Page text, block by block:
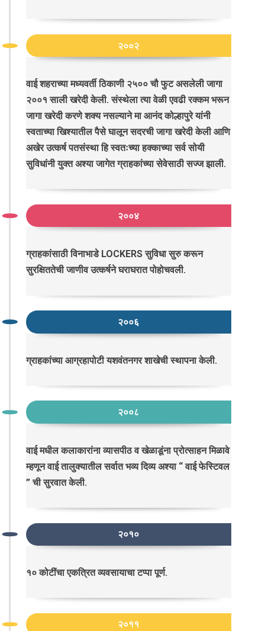
२००२
वाई शहराच्या मध्यवर्ती ठिकाणी २५०० चौ फुट असलेली जागा
२००१ साली खरेदी केली. संस्थेला त्या वेळी एवढी रक्कम भरून
जागा खरेदी करणे शक्य नसल्याने मा आनंद कोल्हापुरे यांनी
स्वताच्या खिश्यातील पैसे घालून सदरची जागा खरेदी केली आणि
अखेर उत्कर्ष पतसंस्था हि स्वतःच्या हक्काच्या सर्व सोयी
सुविधांनी युक्त अश्या जागेत ग्राहकांच्या सेवेसाठी सज्ज झाली.
२००४
ग्राहकांसाठी विनाभाडे LOCKERS सुविधा सुरु करून
सुरक्षिततेची जाणीव उत्कर्षने घराघरात पोहोचवली.
२००६
ग्राहकांच्या आग्रहापोटी यशवंतनगर शाखेची स्थापना केली.
२००८
वाई मधील कलाकारांना व्यासपीठ व खेळाडूंना प्रोत्साहन मिळावे
म्हणून वाई तालुक्यातील सर्वात भव्य दिव्य अश्या “ वाई फेस्टिवल
” ची सुरवात केली.
२०१०
१० कोटींचा एकत्रित व्यवसायाचा टप्पा पूर्ण.
२०११